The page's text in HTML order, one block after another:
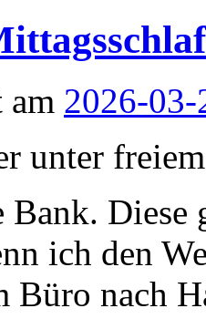
2026-03-
unter
Bank. Diese
ich den
Büro nach